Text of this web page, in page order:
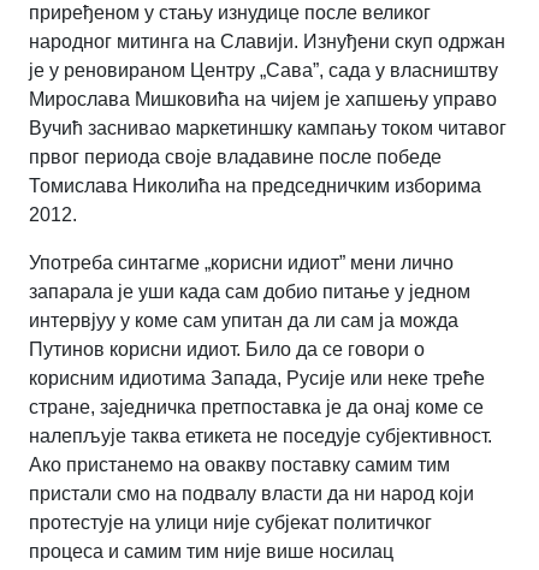
приређеном у стању изнудице после великог
народног митинга на Славији. Изнуђени скуп одржан
је у реновираном Центру „Сава”, сада у власништву
Мирослава Мишковића на чијем је хапшењу управо
Вучић заснивао маркетиншку кампању током читавог
првог периода своје владавине после победе
Томислава Николића на председничким изборима
2012.
Употреба синтагме „корисни идиот” мени лично
запарала је уши када сам добио питање у једном
интервјуу у коме сам упитан да ли сам ја можда
Путинов корисни идиот. Било да се говори о
корисним идиотима Запада, Русије или неке треће
стране, заједничка претпоставка је да онај коме се
налепљује таква етикета не поседује субјективност.
Ако пристанемо на овакву поставку самим тим
пристали смо на подвалу власти да ни народ који
протестује на улици није субјекат политичког
процеса и самим тим није више носилац